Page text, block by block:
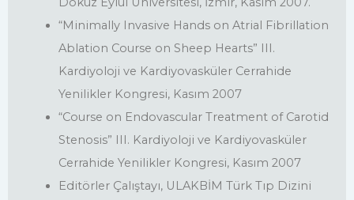
“Minimally Invasive Hands on Atrial Fibrillation
Ablation Course on Sheep Hearts” III.
Kardiyoloji ve Kardiyovasküler Cerrahide
Yenilikler Kongresi, Kasım 2007
“Course on Endovascular Treatment of Carotid
Stenosis” III. Kardiyoloji ve Kardiyovasküler
Cerrahide Yenilikler Kongresi, Kasım 2007
Editörler Çalıştayı, ULAKBİM Türk Tıp Dizini